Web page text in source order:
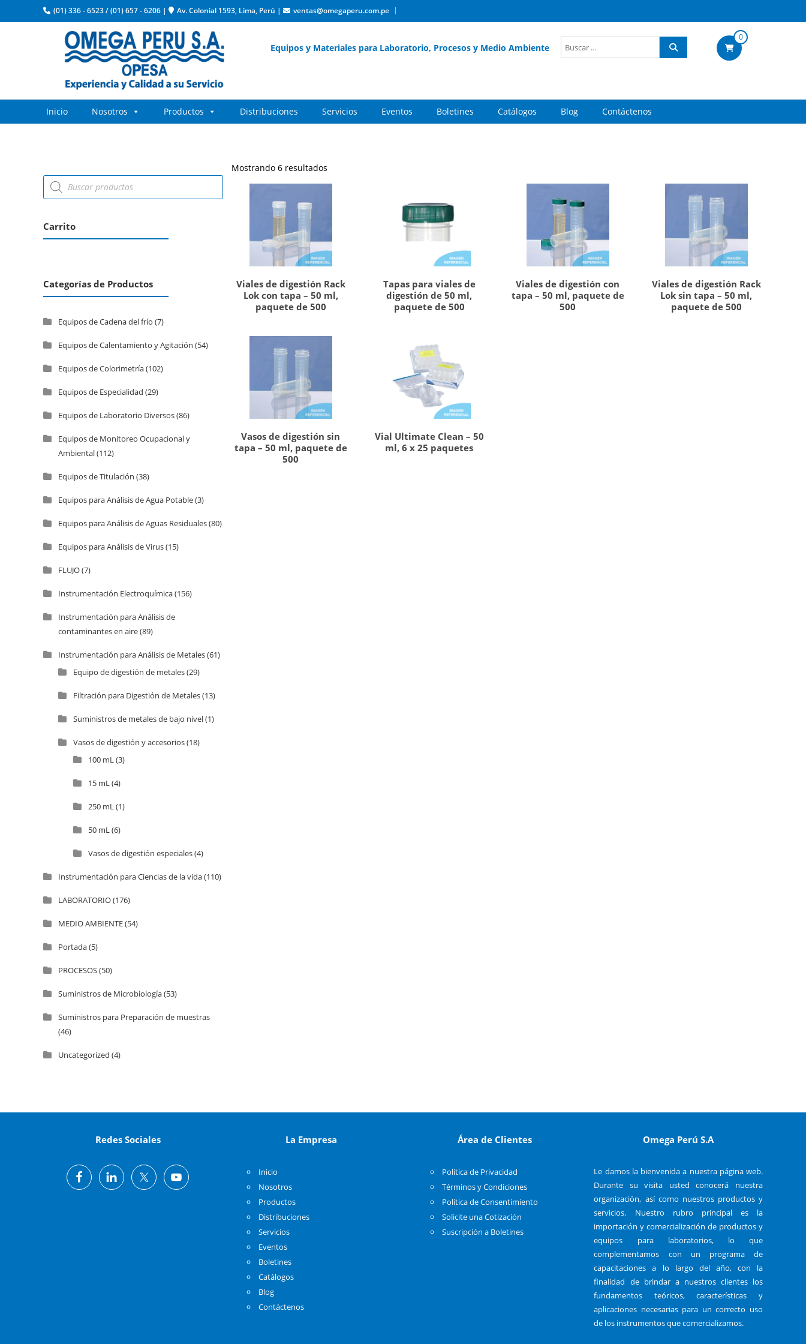
(01) 336 - 6523/(01) 657 - 6206 | Av. Colonial 1593, Lima, Perú | ventas@omegaperu.com.pe
Equipos y Materiales para Laboratorio, Procesos y Medio Ambiente
0
Inicio Nosotros Productos Distribuciones Servicios Eventos Boletines Catálogos Blog Contáctenos
Mostrando 6 resultados
Viales de digestión Rack
Lok con tapa – 50 ml,
paquete de 500
Tapas para viales de
digestión de 50 ml,
paquete de 500
Viales de digestión con
tapa – 50 ml, paquete de
500
Viales de digestión Rack
Lok sin tapa – 50 ml,
paquete de 500
Vasos de digestión sin
tapa – 50 ml, paquete de
500
Vial Ultimate Clean – 50
ml, 6 x 25 paquetes
Carrito
Categorías de Productos
Equipos de Cadena del frío (7)
Equipos de Calentamiento y Agitación (54)
Equipos de Colorimetría(102)
Equipos de Especialidad (29)
Equipos de Laboratorio Diversos(86)
Equipos de Monitoreo Ocupacional y
Ambiental(112)
Equipos de Titulación (38)
Equipos para Análisis de Agua Potable(3)
Equipos para Análisis de Aguas Residuales(80)
Equipos para Análisis de Virus(15)
FLUJO(7)
Instrumentación Electroquímica(156)
Instrumentación para Análisis de
contaminantes en aire(89)
Instrumentación para Análisis de Metales(61)
Equipo de digestión de metales(29)
Filtración para Digestión de Metales(13)
Suministros de metales de bajo nivel(1)
Vasos de digestión y accesorios(18)
100 mL(3)
15 mL(4)
250 mL(1)
50 mL(6)
Vasos de digestión especiales(4)
Instrumentación para Ciencias de la vida(110)
LABORATORIO(176)
MEDIO AMBIENTE(54)
Portada(5)
PROCESOS(50)
Suministros de Microbiología(53)
Suministros para Preparación de muestras
(46)
Uncategorized (4)
Redes Sociales La Empresa
Inicio
Nosotros
Productos
Distribuciones
Servicios
Eventos
Boletines
Catálogos
Blog
Contáctenos
Área de Clientes
Política de Privacidad
Términos y Condiciones
Política de Consentimiento
Solicite una Cotización
Suscripción a Boletines
Omega Perú S.A
Le damos la bienvenida a nuestra página web.
Durante su visita usted conocerá nuestra
organización, así como nuestros productos y
servicios. Nuestro rubro principal es la
importación y comercialización de productos y
equipos para laboratorios, lo que
complementamos con un programa de
capacitaciones a lo largo del año, con la
finalidad de brindar a nuestros clientes los
fundamentos teóricos, características y
aplicaciones necesarias para un correcto uso
de los instrumentos que comercializamos.